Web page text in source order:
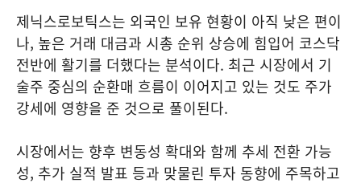
제닉스로보틱스는 외국인 보유 현황이 아직 낮은 편이
나, 높은 거래 대금과 시총 순위 상승에 힘입어 코스닥
전반에 활기를 더했다는 분석이다. 최근 시장에서 기
술주 중심의 순환매 흐름이 이어지고 있는 것도 주가
강세에 영향을 준 것으로 풀이된다.
시장에서는 향후 변동성 확대와 함께 추세 전환 가능
성, 추가 실적 발표 등과 맞물린 투자 동향에 주목하고